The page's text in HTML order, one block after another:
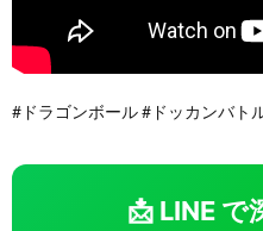
#ドラゴンボール #ドッカンバト
📩 LINE で